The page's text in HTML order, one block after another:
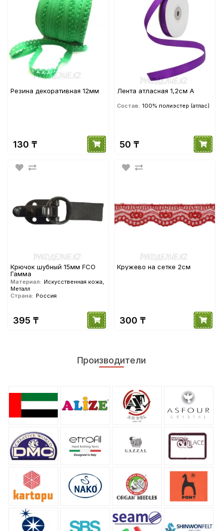
Резина декоративная 12мм
130 ₸
Лента атласная 1,2см А
Состав: 100% полиэстер (атлас)
50 ₸
Крючок шубный 15мм FCO
Гамма
Материал: Искусственная кожа,
Металл
Страна: Россия
395 ₸
Кружево на сетке 2см
300 ₸
Производители